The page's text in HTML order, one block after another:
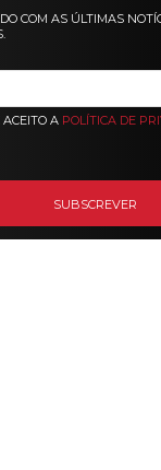
COM AS ÚLTIMAS
A POLÍTICA DE